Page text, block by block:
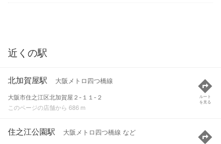
近くの駅
北加賀屋駅 大阪メトロ四つ橋線
大阪市住之江区北加賀屋２-１１-２
このページの店舗から 686 m
ルート
を見る
住之江公園駅 大阪メトロ四つ橋線 など